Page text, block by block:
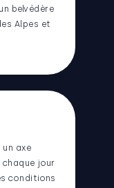
belvédère
Alpes et
un axe
jour
conditions